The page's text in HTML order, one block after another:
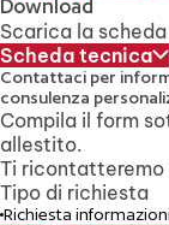
Download
Scarica la
Scheda tecnica
Contattaci per
consulenza
Compila il form
allestito.
Ti ricontatteremo
Tipo di richiesta
Richiesta